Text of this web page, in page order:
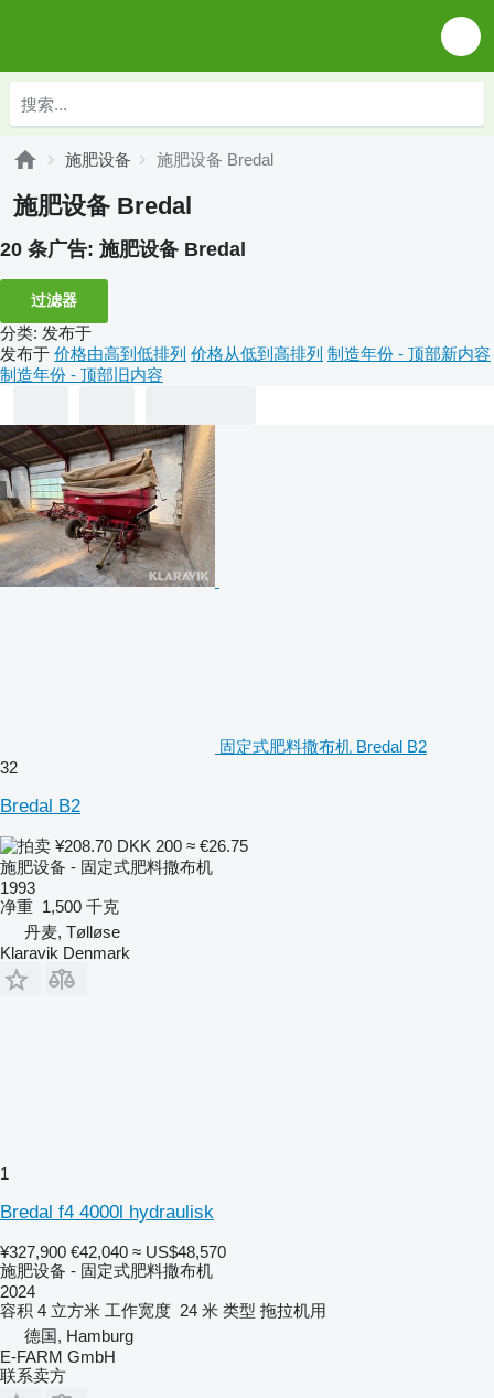
施肥设备 施肥设备 Bredal
施肥设备 Bredal
20 条广告: 施肥设备 Bredal
过滤器
分类: 发布于
发布于 价格由高到低排列 价格从低到高排列 制造年份 - 顶部新内容
制造年份 - 顶部旧内容
固定式肥料撒布机 Bredal B2
32
Bredal B2
¥208.70 DKK 200 ≈ €26.75
施肥设备 - 固定式肥料撒布机
1993
净重 1,500 千克
丹麦, Tølløse
Klaravik Denmark
1
Bredal f4 4000l hydraulisk
¥327,900 €42,040 ≈ US$48,570
施肥设备 - 固定式肥料撒布机
2024
容积 4 立方米 工作宽度 24 米 类型 拖拉机用
德国, Hamburg
E-FARM GmbH
联系卖方